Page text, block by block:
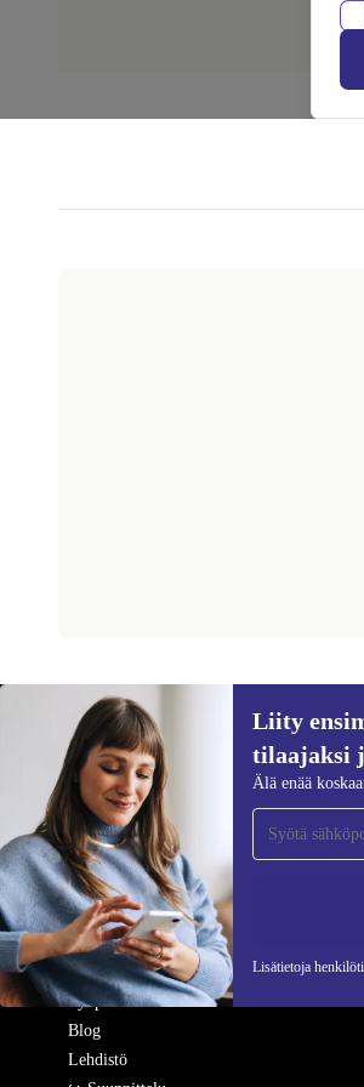
Liity
tilaajaksi
Älä enää
Lisätietoja
REFURBED SUOMI - RETHINK
YRITYS
Miksi refurbed
Kunnostusprosessi
Kestävyys
Laatu
Tietoa meistä
Työpaikat
Blog
Lehdistö